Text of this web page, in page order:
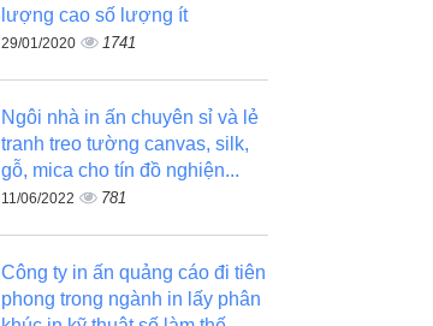
lượng cao số lượng ít
29/01/2020 1741
Ngôi nhà in ấn chuyên sỉ và lẻ
tranh treo tường canvas, silk,
gỗ, mica cho tín đồ nghiện...
11/06/2022 781
Công ty in ấn quảng cáo đi tiên
phong trong ngành in lấy phân